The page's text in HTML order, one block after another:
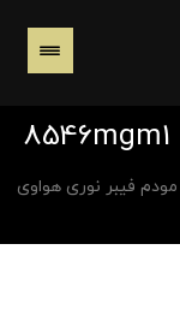
مودم فیبر نوری هواوی